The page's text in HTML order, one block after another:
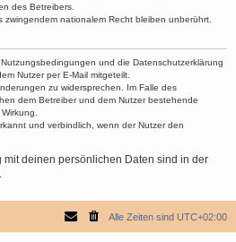
des Betreibers.
nationalem Recht bleiben unberührt.
und die Datenschutzerklärung
Nutzer per E-Mail mitgeteilt.
zu widersprechen. Im Falle des
dem Betreiber und dem Nutzer bestehende
und verbindlich, wenn der Nutzer den
mit deinen persönlichen Daten sind in der
Alle Zeiten sind UTC+02:00